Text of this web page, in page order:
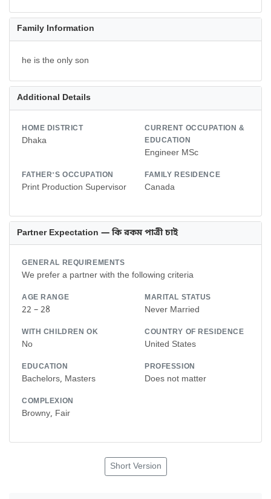
Family Information
he is the only son
Additional Details
HOME DISTRICT
Dhaka
CURRENT OCCUPATION &
EDUCATION
Engineer MSc
FATHER'S OCCUPATION
Print Production Supervisor
FAMILY RESIDENCE
Canada
Partner Expectation — কি রকম পাত্রী চাই
GENERAL REQUIREMENTS
We prefer a partner with the following criteria
AGE RANGE
22 – 28
MARITAL STATUS
Never Married
WITH CHILDREN OK
No
COUNTRY OF RESIDENCE
United States
EDUCATION
Bachelors, Masters
PROFESSION
Does not matter
COMPLEXION
Browny, Fair
Short Version